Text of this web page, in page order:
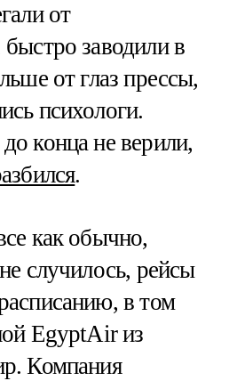
от
заводили в
от глаз прессы,
психологи.
конца не верили,
.
как обычно,
случилось, рейсы
в том
EgyptAir из
Компания